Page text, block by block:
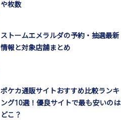
や枚数
ストームエメラルダの予約・抽選最新
情報と対象店舗まとめ
ポケカ通販サイトおすすめ比較ランキ
ング10選！優良サイトで最も安いのは
どこ？